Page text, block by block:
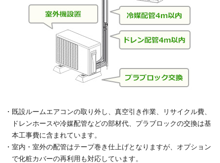
・既設ルームエアコンの取り外し、真空引き作業、リサイクル費、
ドレンホースや冷媒配管などの部材代、プラブロックの交換は基
本工事費に含まれています。
・室内・室外の配管はテープ巻き仕上げとなりますが、オプション
で化粧カバーの再利用も対応しています。